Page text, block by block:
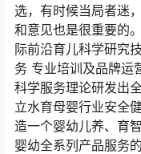
选，有时候当局者迷
和意见也是很重要的
际前沿育儿科学研究
务 专业培训及品牌运
科学服务理论研发出
立水育母婴行业安全
造一个婴幼儿养、育
婴幼全系列产品服务